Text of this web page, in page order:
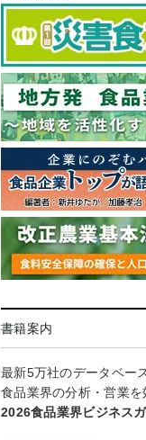
書籍案内
最新5万社のデータベース
食品業界の分析・営業を
2026食品業界ビジネス